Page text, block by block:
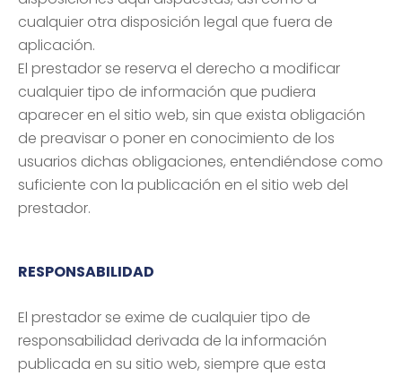
cualquier otra disposición legal que fuera de
aplicación.
El prestador se reserva el derecho a modificar
cualquier tipo de información que pudiera
aparecer en el sitio web, sin que exista obligación
de preavisar o poner en conocimiento de los
usuarios dichas obligaciones, entendiéndose como
suficiente con la publicación en el sitio web del
prestador.
RESPONSABILIDAD
El prestador se exime de cualquier tipo de
responsabilidad derivada de la información
publicada en su sitio web, siempre que esta